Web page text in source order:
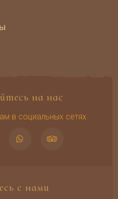
на нас
в социальных сетях
с нами